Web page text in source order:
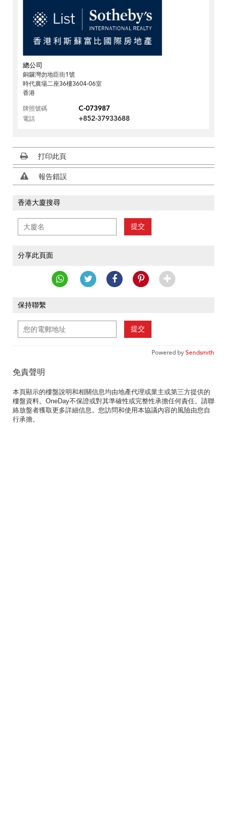
總公司
銅鑼灣勿地臣街1號
時代廣場二座36樓3604-06室
香港
牌照號碼
C-073987
電話 +852-37933688
打印此頁
報告錯誤
香港大廈搜尋
提交
分享此頁面
保持聯繫
提交
Powered bySendsmith
免責聲明
本頁顯示的樓盤說明和相關信息均由地產代理或業主或第三方提供的
樓盤資料。OneDay不保證或對其準確性或完整性承擔任何責任。請聯
絡放盤者獲取更多詳細信息。您訪問和使用本協議內容的風險由您自
行承擔。